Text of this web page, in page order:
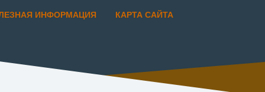
ИНФОРМАЦИЯ КАРТА САЙТА